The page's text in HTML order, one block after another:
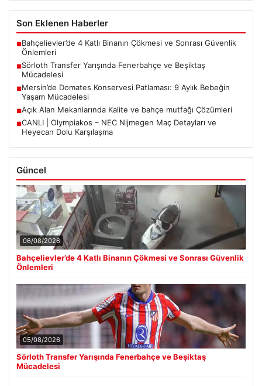
Son Eklenen Haberler
■Bahçelievler’de 4 Katlı Binanın Çökmesi ve Sonrası Güvenlik
Önlemleri
■Sörloth Transfer Yarışında Fenerbahçe ve Beşiktaş
Mücadelesi
■Mersin’de Domates Konservesi Patlaması: 9 Aylık Bebeğin
Yaşam Mücadelesi
■Açık Alan Mekanlarında Kalite ve bahçe mutfağı Çözümleri
■CANLI | Olympiakos – NEC Nijmegen Maç Detayları ve
Heyecan Dolu Karşılaşma
Güncel
06/08/2026
Bahçelievler’de 4 Katlı Binanın Çökmesi ve Sonrası Güvenlik
Önlemleri
05/08/2026
Sörloth Transfer Yarışında Fenerbahçe ve Beşiktaş
Mücadelesi